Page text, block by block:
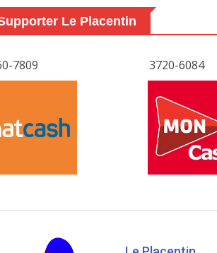
Le Placentin
7809 3720-6084